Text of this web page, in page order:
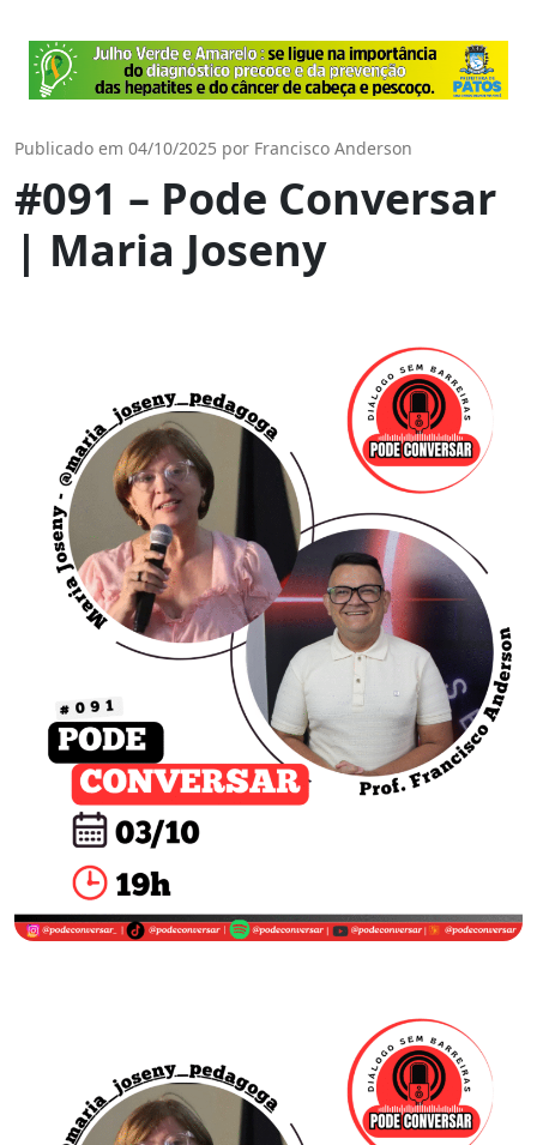
Publicado em 04/10/2025 por Francisco Anderson
#091 – Pode Conversar
| Maria Joseny